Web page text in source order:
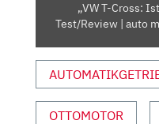
|
AUTO
UND
„VW T-Cross:
Test/Review | auto
OTTOMOTOR